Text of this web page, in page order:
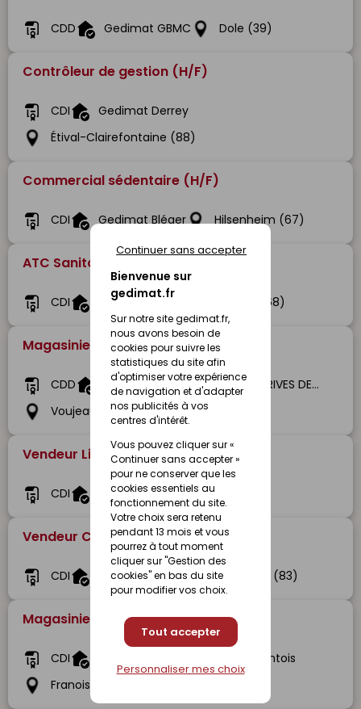
Bienvenue sur
gedimat.fr
Sur notre site gedimat.fr,
nous avons besoin de
cookies pour suivre les
statistiques du site afin
d'optimiser votre expérience
de navigation et d'adapter
nos publicités à vos
centres d'intérêt.
Vous pouvez cliquer sur «
Continuer sans accepter »
pour ne conserver que les
cookies essentiels au
fonctionnement du site.
Votre choix sera retenu
pendant 13 mois et vous
pourrez à tout moment
cliquer sur "Gestion des
cookies" en bas du site
pour modifier vos choix.
Tout accepter
Continuer sans accepter
Personnaliser mes choix
CDD Gedimat GBMC Dole (39)
Contrôleur de gestion (H/F)
CDI
Gedimat Derrey
Étival-Clairefontaine (88)
Commercial sédentaire (H/F)
CDI Gedimat Bléger Hilsenheim (67)
ATC Sanitaire (H/F)
CDI Gedimat Bléger Colmar (68)
Magasinier Vendeur (H/F) -CDD
CDD
Gedibois GEDIBOIS BOIS ET DERIVES DE VOUJEAUCOURT
Voujeaucourt (25)
Vendeur Libre Service (H/F)
CDI Gedimat Bruant
Vendeur Comptoir (H/F)
CDI Gedimat Sosaca Grimaud (83)
Magasinier Cariste (H/F)
CDI
Gedibois Bois Et Matériaux Comtois
Franois (25)